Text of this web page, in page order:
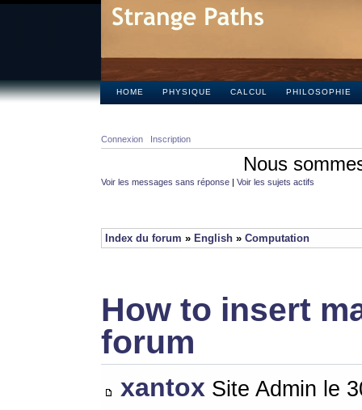
HOME PHYSIQUE CALCUL PHILOSOPHIE
Connexion Inscription
Nous
Voir les messages sans réponse | Voir les sujets actifs
Index du forum » English » Computation
How to insert
forum
xantox Site Admin le